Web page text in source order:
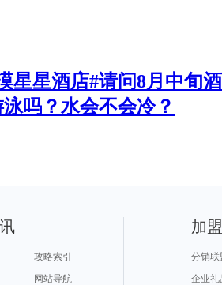
星星酒店#请问8月中旬酒
吗？水会不会冷？
攻略索引
网站导航
加
分销联
企业礼